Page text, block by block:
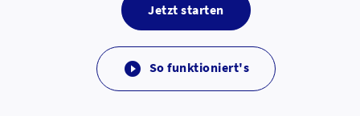
Jetzt starten
 So funktioniert's